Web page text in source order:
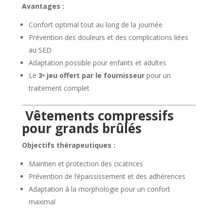
Avantages :
Confort optimal tout au long de la journée
Prévention des douleurs et des complications liées
au SED
Adaptation possible pour enfants et adultes
Le 3ᵉ jeu offert par le fournisseurpour un
traitement complet
Vêtements compressifs
pour grands brûlés
Objectifs thérapeutiques :
Maintien et protection des cicatrices
Prévention de l’épaississement et des adhérences
Adaptation à la morphologie pour un confort
maximal